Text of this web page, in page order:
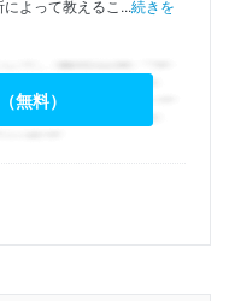
よって教えるこ...続きを
無料）